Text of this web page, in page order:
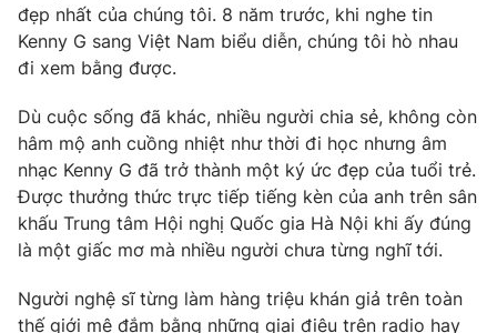
đẹp nhất của chúng tôi. 8 năm trước, khi nghe tin
Kenny G sang Việt Nam biểu diễn, chúng tôi hò nhau
đi xem bằng được.
Dù cuộc sống đã khác, nhiều người chia sẻ, không còn
hâm mộ anh cuồng nhiệt như thời đi học nhưng âm
nhạc Kenny G đã trở thành một ký ức đẹp của tuổi trẻ.
Được thưởng thức trực tiếp tiếng kèn của anh trên sân
khấu Trung tâm Hội nghị Quốc gia Hà Nội khi ấy đúng
là một giấc mơ mà nhiều người chưa từng nghĩ tới.
Người nghệ sĩ từng làm hàng triệu khán giả trên toàn
thế giới mê đắm bằng những giai điệu trên radio hay